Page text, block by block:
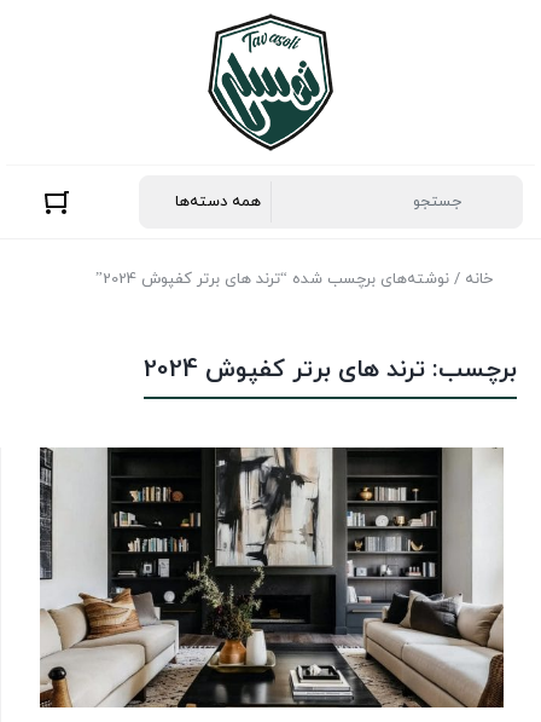
خانه / نوشته‌های برچسب شده “ترند های برتر کفپوش 2024”
برچسب: ترند های برتر کفپوش 2024